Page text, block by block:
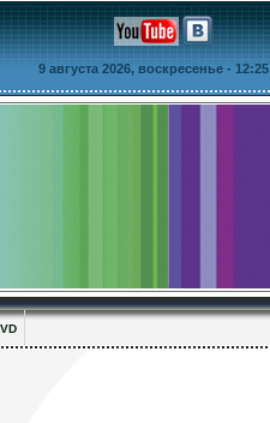
9 августа 2026, воскресенье -